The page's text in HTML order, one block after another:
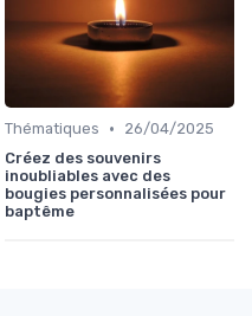
Thématiques •
26/04/2025
Créez des souvenirs
inoubliables avec des
bougies personnalisées pour
baptême